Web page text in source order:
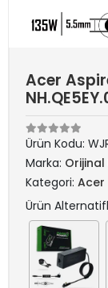
Acer
Ürün Kodu:
Marka:
Kategori: Acer
Ürün